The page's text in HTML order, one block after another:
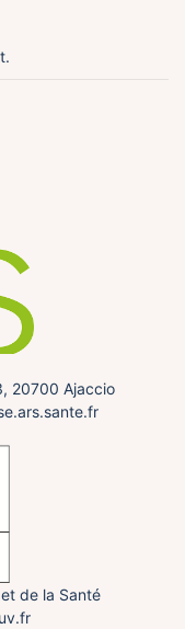
20700 Ajaccio
de la Santé